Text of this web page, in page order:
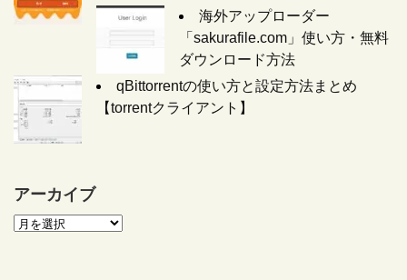
海外アップローダー
「sakurafile.com」使い方・無料
ダウンロード方法
qBittorrentの使い方と設定方法まとめ
【torrentクライアント】
アーカイブ